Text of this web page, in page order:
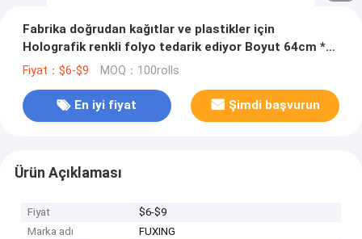
Fabrika doğrudan kağıtlar ve plastikler için
Holografik renkli folyo tedarik ediyor Boyut 64cm *
120m rulo 2021 sıcak satış
Fiyat：$6-$9 MOQ：100rolls
En iyi fiyat Şimdi başvurun
Ürün Açıklaması
Fiyat
$6-$9
Marka adı
FUXING